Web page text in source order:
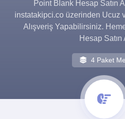
Point Blank Hesap Satın
instatakipci.co üzerinden Ucuz
Alışveriş Yapabilirsiniz.
Hesap Satın
4 Paket